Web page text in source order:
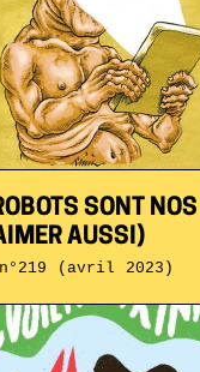
SONT
AUSSI)
(avril 2023)